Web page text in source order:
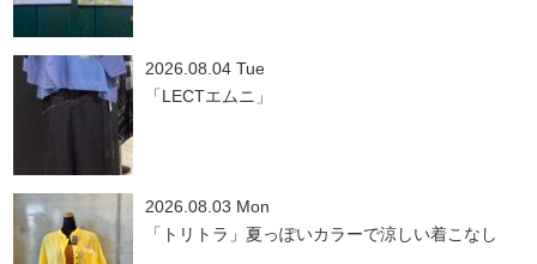
2026.08.04 Tue
「LECTエムニ」
2026.08.03 Mon
「トリトラ」夏っぽいカラーで涼しい着こなし